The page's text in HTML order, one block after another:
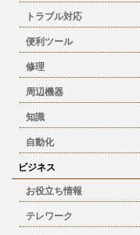
トラブル対応
便利ツール
修理
周辺機器
知識
自動化
ビジネス
お役立ち情報
テレワーク